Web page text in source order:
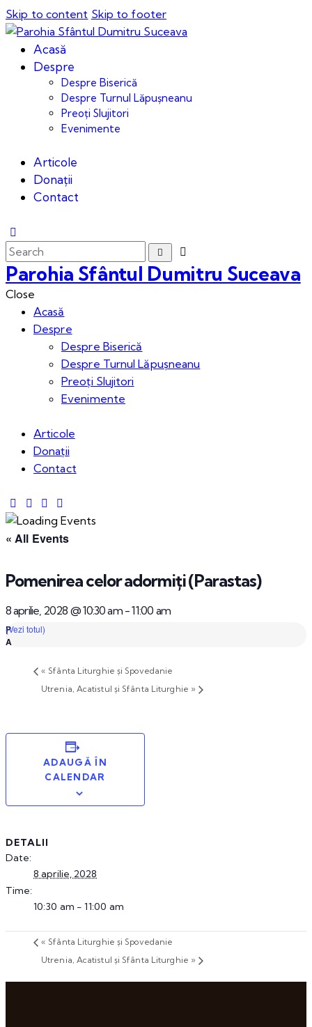
Skip to content Skip to footer
Acasă
Despre
Despre Biserică
Despre Turnul Lăpușneanu
Preoți Slujitori
Evenimente
Articole
Donații
Contact
Parohia Sfântul Dumitru Suceava
Close
Acasă
Despre
Despre Biserică
Despre Turnul Lăpușneanu
Preoți Slujitori
Evenimente
Articole
Donații
Contact
« All Events
Pomenirea celor adormiți (Parastas)
8 aprilie, 2028 @ 10:30 am-11:00 am
(Vezi totul)
« Sfânta Liturghie și Spovedanie
Utrenia, Acatistul și Sfânta Liturghie »
ADAUGĂ ÎN
CALENDAR
DETALII
Date:
8 aprilie, 2028
Time:
10:30 am - 11:00 am
« Sfânta Liturghie și Spovedanie
Utrenia, Acatistul și Sfânta Liturghie »